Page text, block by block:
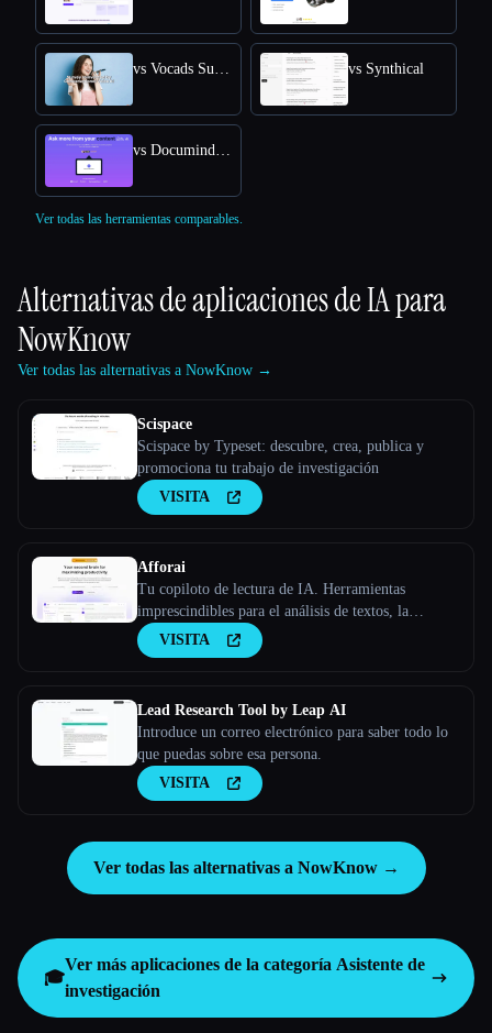
vs Vocads Survey vs Synthical
vs Documind AI - Chat with PDF
Ver todas las herramientas comparables.
Alternativas de aplicaciones de IA para
NowKnow
Ver todas las alternativas a NowKnow →
Scispace
Scispace by Typeset: descubre, crea, publica y
promociona tu trabajo de investigación
VISITA
Afforai
Tu copiloto de lectura de IA. Herramientas
imprescindibles para el análisis de textos, la
investigación y la búsqueda de documentos
VISITA
Lead Research Tool by Leap AI
Introduce un correo electrónico para saber todo lo
que puedas sobre esa persona.
VISITA
Ver todas las alternativas a NowKnow →
🎓
Ver más aplicaciones de la categoría Asistente de
investigación